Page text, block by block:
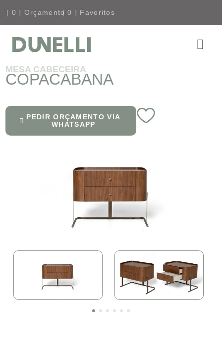
[ 0 ] Orçamento[0 ] Favoritos
MESA CABECEIRA
COPACABANA
PEDIR ORÇAMENTO VIA
WHATSAPP